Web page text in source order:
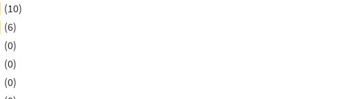
(10)
(6)
(0)
(0)
(0)